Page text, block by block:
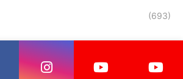
(693)